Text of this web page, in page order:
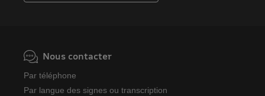
Nous contacter
Par téléphone
Par langue des signes ou transcription